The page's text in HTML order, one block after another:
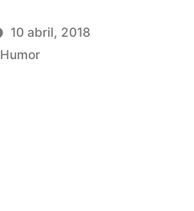
10 abril, 2018
Humor